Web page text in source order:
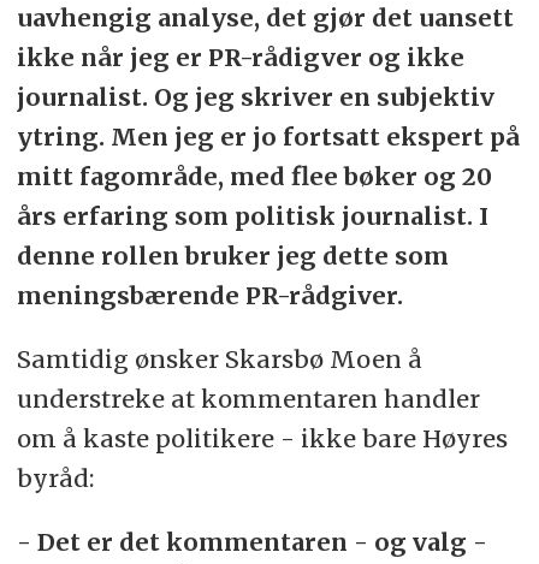
uavhengig analyse, det gjør det uansett
ikke når jeg er PR-rådigver og ikke
journalist. Og jeg skriver en subjektiv
ytring. Men jeg er jo fortsatt ekspert på
mitt fagområde, med flee bøker og 20
års erfaring som politisk journalist. I
denne rollen bruker jeg dette som
meningsbærende PR-rådgiver.
Samtidig ønsker Skarsbø Moen å
understreke at kommentaren handler
om å kaste politikere - ikke bare Høyres
byråd:
- Det er det kommentaren - og valg -